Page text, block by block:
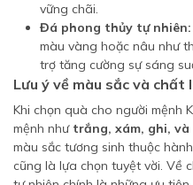
vững chãi.
Đá phong thủy tự nhiên:
màu vàng hoặc nâu như
trợ tăng cường sự sáng
Lưu ý về màu sắc và chất
Khi chọn quà cho người mệnh
mệnh như trắng, xám, ghi, và
màu sắc tương sinh thuộc
cũng là lựa chọn tuyệt vời. Về